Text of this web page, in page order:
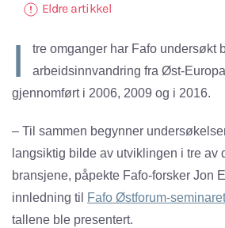
Eldre artikkel
I
tre omganger har Fafo undersøkt
arbeidsinnvandring fra Øst-
gjennomført i 2006, 2009 og i 2016.
– Til sammen begynner
langsiktig bilde av utviklingen i tre av
bransjene, påpekte Fafo-forsker Jon
innledning til
Fafo Østforum-seminaret
tallene ble presentert.